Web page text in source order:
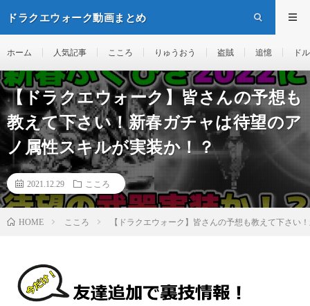
ドラクエウォーク動画まとめ
ホーム 人気記事 こころ りゅうおう 盗賊 追憶 ド
【ドラクエウォーク】皆さんの予想も
教えて下さい！新春ガチャは待望のア
ノ属性スキルが実装か！？
2021.12.29 こころ
HOME こころ 【ドラクエウォーク】皆さんの予想も教えて下さい